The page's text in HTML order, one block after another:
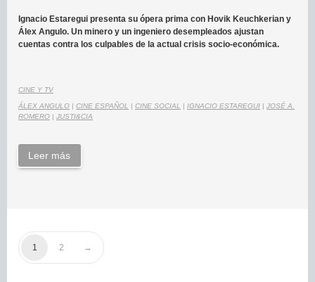
Ignacio Estaregui presenta su ópera prima con Hovik Keuchkerian y
Álex Angulo. Un minero y un ingeniero desempleados ajustan
cuentas contra los culpables de la actual crisis socio-económica.
CINE Y TV
ÁLEX ANGULO | CINE ESPAÑOL | CINE SOCIAL | IGNACIO ESTAREGUI | JOSÉ A.
ROMERO | JUSTI&CIA
Leer más
1 2